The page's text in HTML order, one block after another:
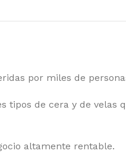
por miles de
tipos de cera y de
altamente rentable.